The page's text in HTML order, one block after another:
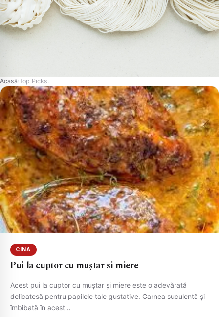
4 REȚETE
Acasă›Top Picks.
CINA
Pui la cuptor cu muștar si miere
Acest pui la cuptor cu muștar și miere este o adevărată
delicatesă pentru papilele tale gustative. Carnea suculentă și
îmbibată în acest…